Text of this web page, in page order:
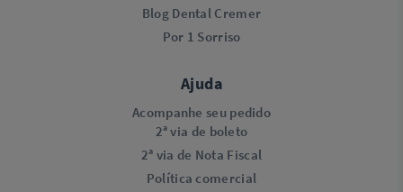
Blog Dental Cremer
Por 1 Sorriso
Ajuda
Acompanhe seu pedido
2ª via de boleto
2ª via de Nota Fiscal
Política comercial